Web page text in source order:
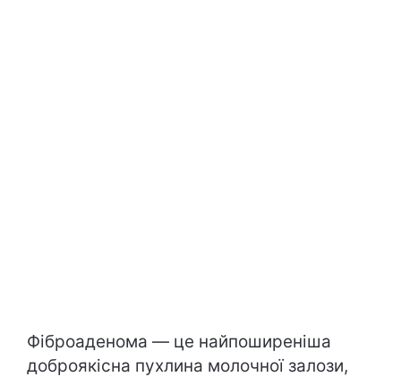
Фіброаденома — це найпоширеніша
доброякісна пухлина молочної залози,